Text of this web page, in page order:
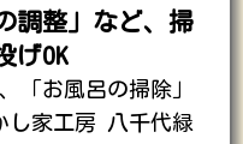
調整」など、掃
げOK
「お風呂の掃除」
し家工房 八千代緑